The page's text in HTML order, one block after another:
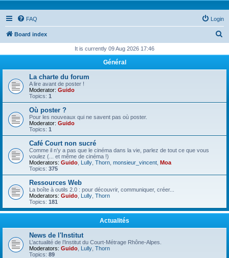
FAQ Login
Board index
r
It is currently 09 Aug 2026 17:46
Général
La charte du forum
A lire avant de poster !
Moderator: Guido
Topics: 1
Où poster ?
Pour les nouveaux qui ne savent pas où poster.
Moderator: Guido
Topics: 1
Café Court non sucré
Comme il n’y a pas que le cinéma dans la vie, parlez de tout ce que vous
voulez (... et même de cinéma !)
Moderators: Guido Lully Thorn monsieur_vincent Moa
Topics: 375
Ressources Web
La boîte à outils 2.0 : pour découvrir, communiquer, créer...
Moderators: Guido Lully Thorn
Topics: 181
Actualités
News de l'Institut
L’actualité de l’Institut du Court-Métrage Rhône-Alpes.
Moderators: Guido Lully Thorn
Topics: 89